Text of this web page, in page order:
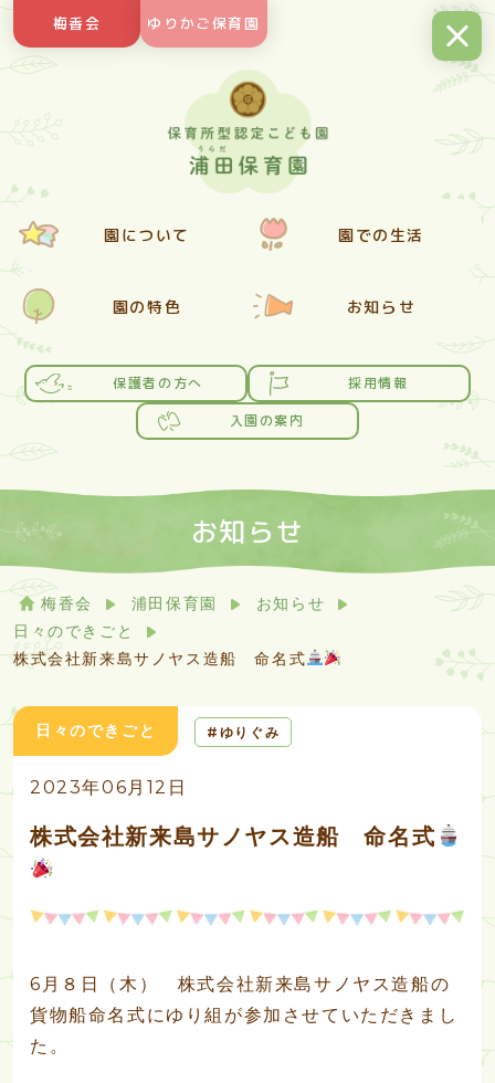
Skip
to
content
梅香会 ゆりかご保育園
園について 園での生活
園の特色 お知らせ
保護者の方へ
採用情報
入園の案内
お知らせ
梅香会 浦田保育園
お知らせ
日々のできごと
株式会社新来島サノヤス造船 命名式
日々のできごと ゆりぐみ
2023年06月12日
株式会社新来島サノヤス造船 命名式
6月８日（木） 株式会社新来島サノヤス造船の
貨物船命名式にゆり組が参加させていただきまし
た。